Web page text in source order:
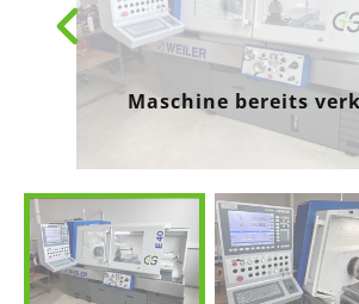
Dienstleistungen
Unternehmen
Maschine bereits